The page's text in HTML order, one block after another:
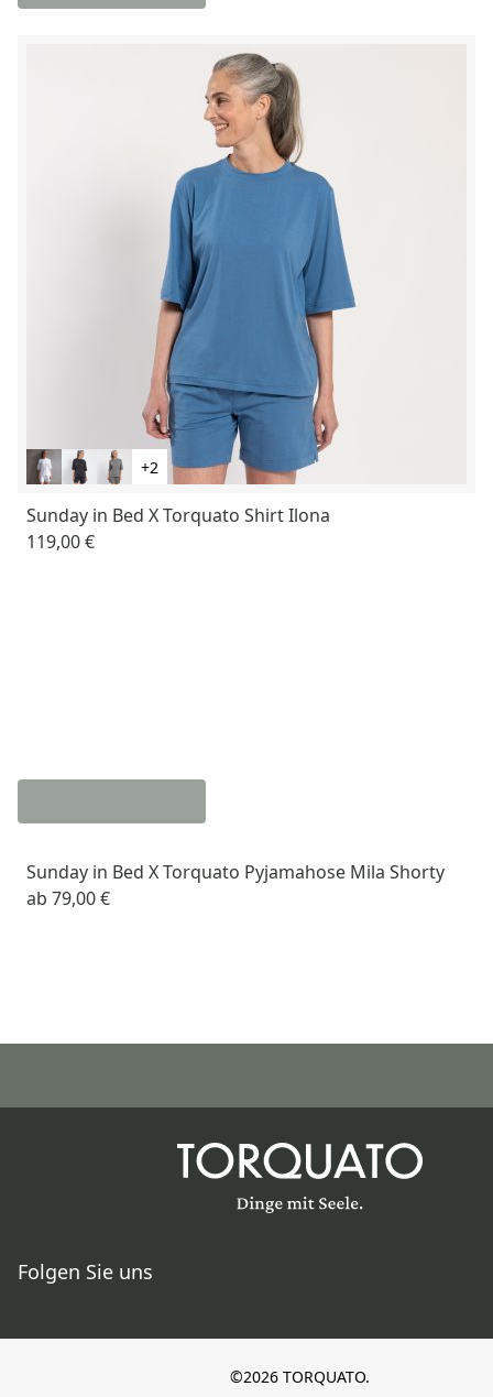
+2
Sunday in Bed X Torquato Shirt Ilona
119,00 €
Sunday in Bed X Torquato Pyjamahose Mila Shorty
ab 79,00 €
Folgen Sie uns
©2026 TORQUATO.